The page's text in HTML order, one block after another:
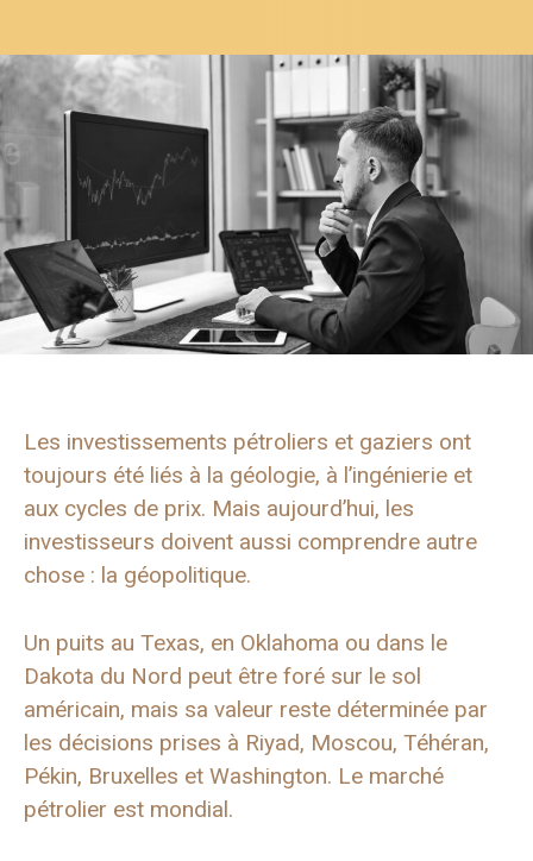
Les investissements pétroliers et gaziers ont
toujours été liés à la géologie, à l’ingénierie et
aux cycles de prix. Mais aujourd’hui, les
investisseurs doivent aussi comprendre autre
chose : la géopolitique.
Un puits au Texas, en Oklahoma ou dans le
Dakota du Nord peut être foré sur le sol
américain, mais sa valeur reste déterminée par
les décisions prises à Riyad, Moscou, Téhéran,
Pékin, Bruxelles et Washington. Le marché
pétrolier est mondial.